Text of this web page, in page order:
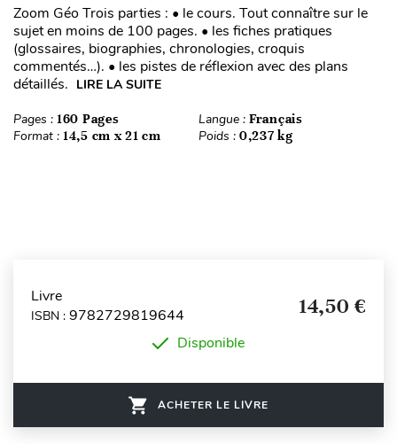
Zoom Géo Trois parties : • le cours. Tout connaître sur le
sujet en moins de 100 pages. • les fiches pratiques
(glossaires, biographies, chronologies, croquis
commentés…). • les pistes de réflexion avec des plans
détaillés. LIRE LA SUITE
Pages : 160 Pages Langue : Français
Format : 14,5 cm x 21 cm Poids : 0,237 kg
Livre
ISBN : 9782729819644 14,50 €
Disponible
ACHETER LE LIVRE